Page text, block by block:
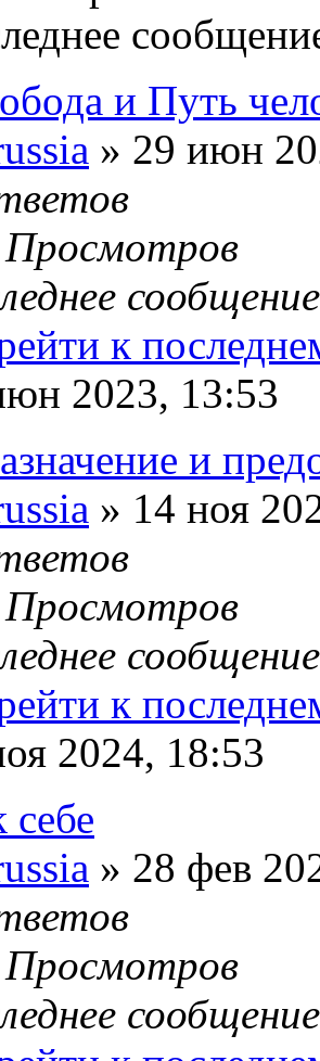
и Путь
» 29 июн
Просмотров
2023, 13:53
и
» 14 ноя
Просмотров
2024, 18:53
себе
» 28 фев
Просмотров